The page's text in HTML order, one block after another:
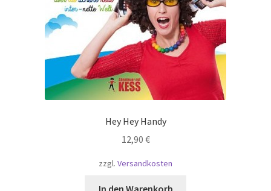
Hey Hey Handy
12,90 €
zzgl. Versandkosten